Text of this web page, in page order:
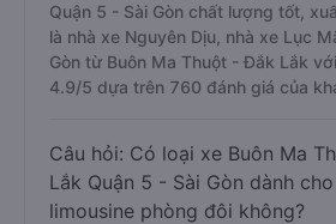
Quận 5 - Sài Gòn chất lượng tốt,
là nhà xe Nguyên Dịu, nhà xe Lục
Gòn từ Buôn Ma Thuột - Đắk Lắk
4.9/5 dựa trên 760 đánh giá của
Câu hỏi: Có loại xe Buôn Ma
Lắk Quận 5 - Sài Gòn dành
limousine phòng đôi không?